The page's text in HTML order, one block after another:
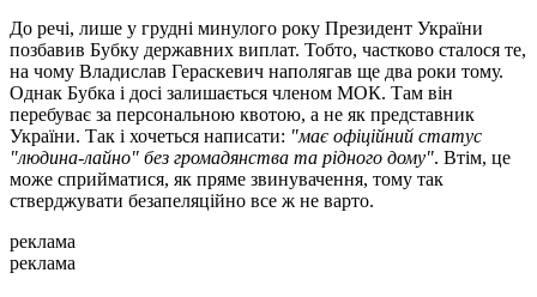
До речі, лише у грудні минулого року Президент України
позбавив Бубку державних виплат. Тобто, частково сталося те,
на чому Владислав Гераскевич наполягав ще два роки тому.
Однак Бубка і досі залишається членом МОК. Там він
перебуває за персональною квотою, а не як представник
України. Так і хочеться написати: "має офіційний статус
"людина-лайно" без громадянства та рідного дому". Втім, це
може сприйматися, як пряме звинувачення, тому так
стверджувати безапеляційно все ж не варто.
реклама
реклама